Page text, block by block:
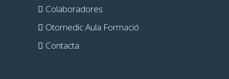
Colaboradores
Otomedic Aula Formació
Contacta